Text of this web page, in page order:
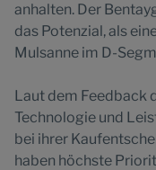
anhalten. Der
das Potenzial, als
Mulsanne im D-
Laut dem Feedback
Technologie und
bei ihrer
haben höchste